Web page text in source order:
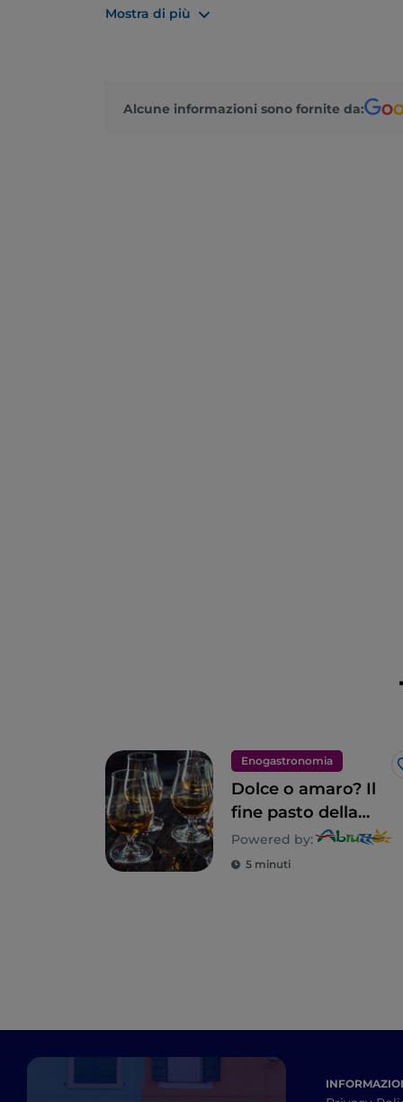
Basilica Valvense. Iniziata nel 1075 su
Passeggiando tra i vicoli del centro
osservando i numerosi ritrovamenti lì
Mostra di più
Alcune informazioni sono fornite da:
Enogastronomia
Dolce o amaro? Il
fine pasto della
tradizione
abruzzese
Powered by:
5 minuti